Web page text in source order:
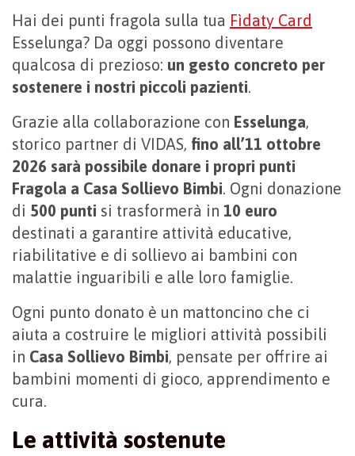
Hai dei punti fragola sulla tua Fìdaty Card
Esselunga? Da oggi possono diventare
qualcosa di prezioso: un gesto concreto per
sostenere i nostri piccoli pazienti.
Grazie alla collaborazione con Esselunga,
storico partner di VIDAS, fino all’11 ottobre
2026 sarà possibile donare i propri punti
Fragola a Casa Sollievo Bimbi. Ogni donazione
di 500 punti si trasformerà in 10 euro
destinati a garantire attività educative,
riabilitative e di sollievo ai bambini con
malattie inguaribili e alle loro famiglie.
Ogni punto donato è un mattoncino che ci
aiuta a costruire le migliori attività possibili
in Casa Sollievo Bimbi, pensate per offrire ai
bambini momenti di gioco, apprendimento e
cura.
Le attività sostenute